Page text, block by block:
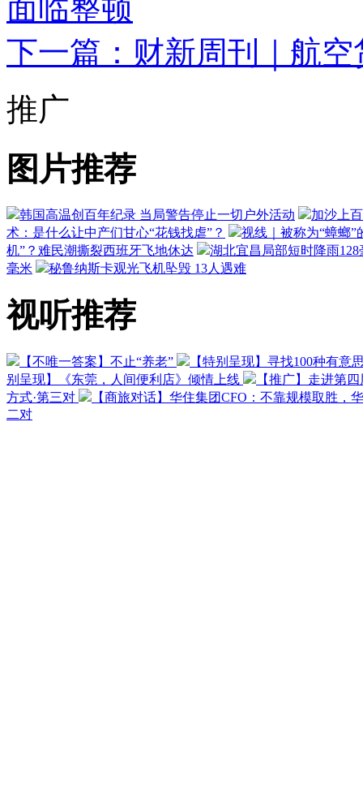
面临整顿
下一篇：财新周刊｜航空
推广
图片推荐
韩国高温创百年纪录 当局警告停止一切户外活动
加沙上
术：是什么让中产们甘心“花钱找虐”？
视线｜被称为“蟑螂
机”？难民潮撕裂西班牙飞地休达
湖北宜昌局部短时降雨
毫米
秘鲁纳斯卡观光飞机坠毁 13人遇难
视听推荐
【不唯一答案】不止“养老”
【特别呈现】寻找100种有意
别呈现】《东莞，人间便利店》倾情上线
【推广】走进第
方式·第三对
【商旅对话】华住集团CFO：不靠规模取胜，
二对